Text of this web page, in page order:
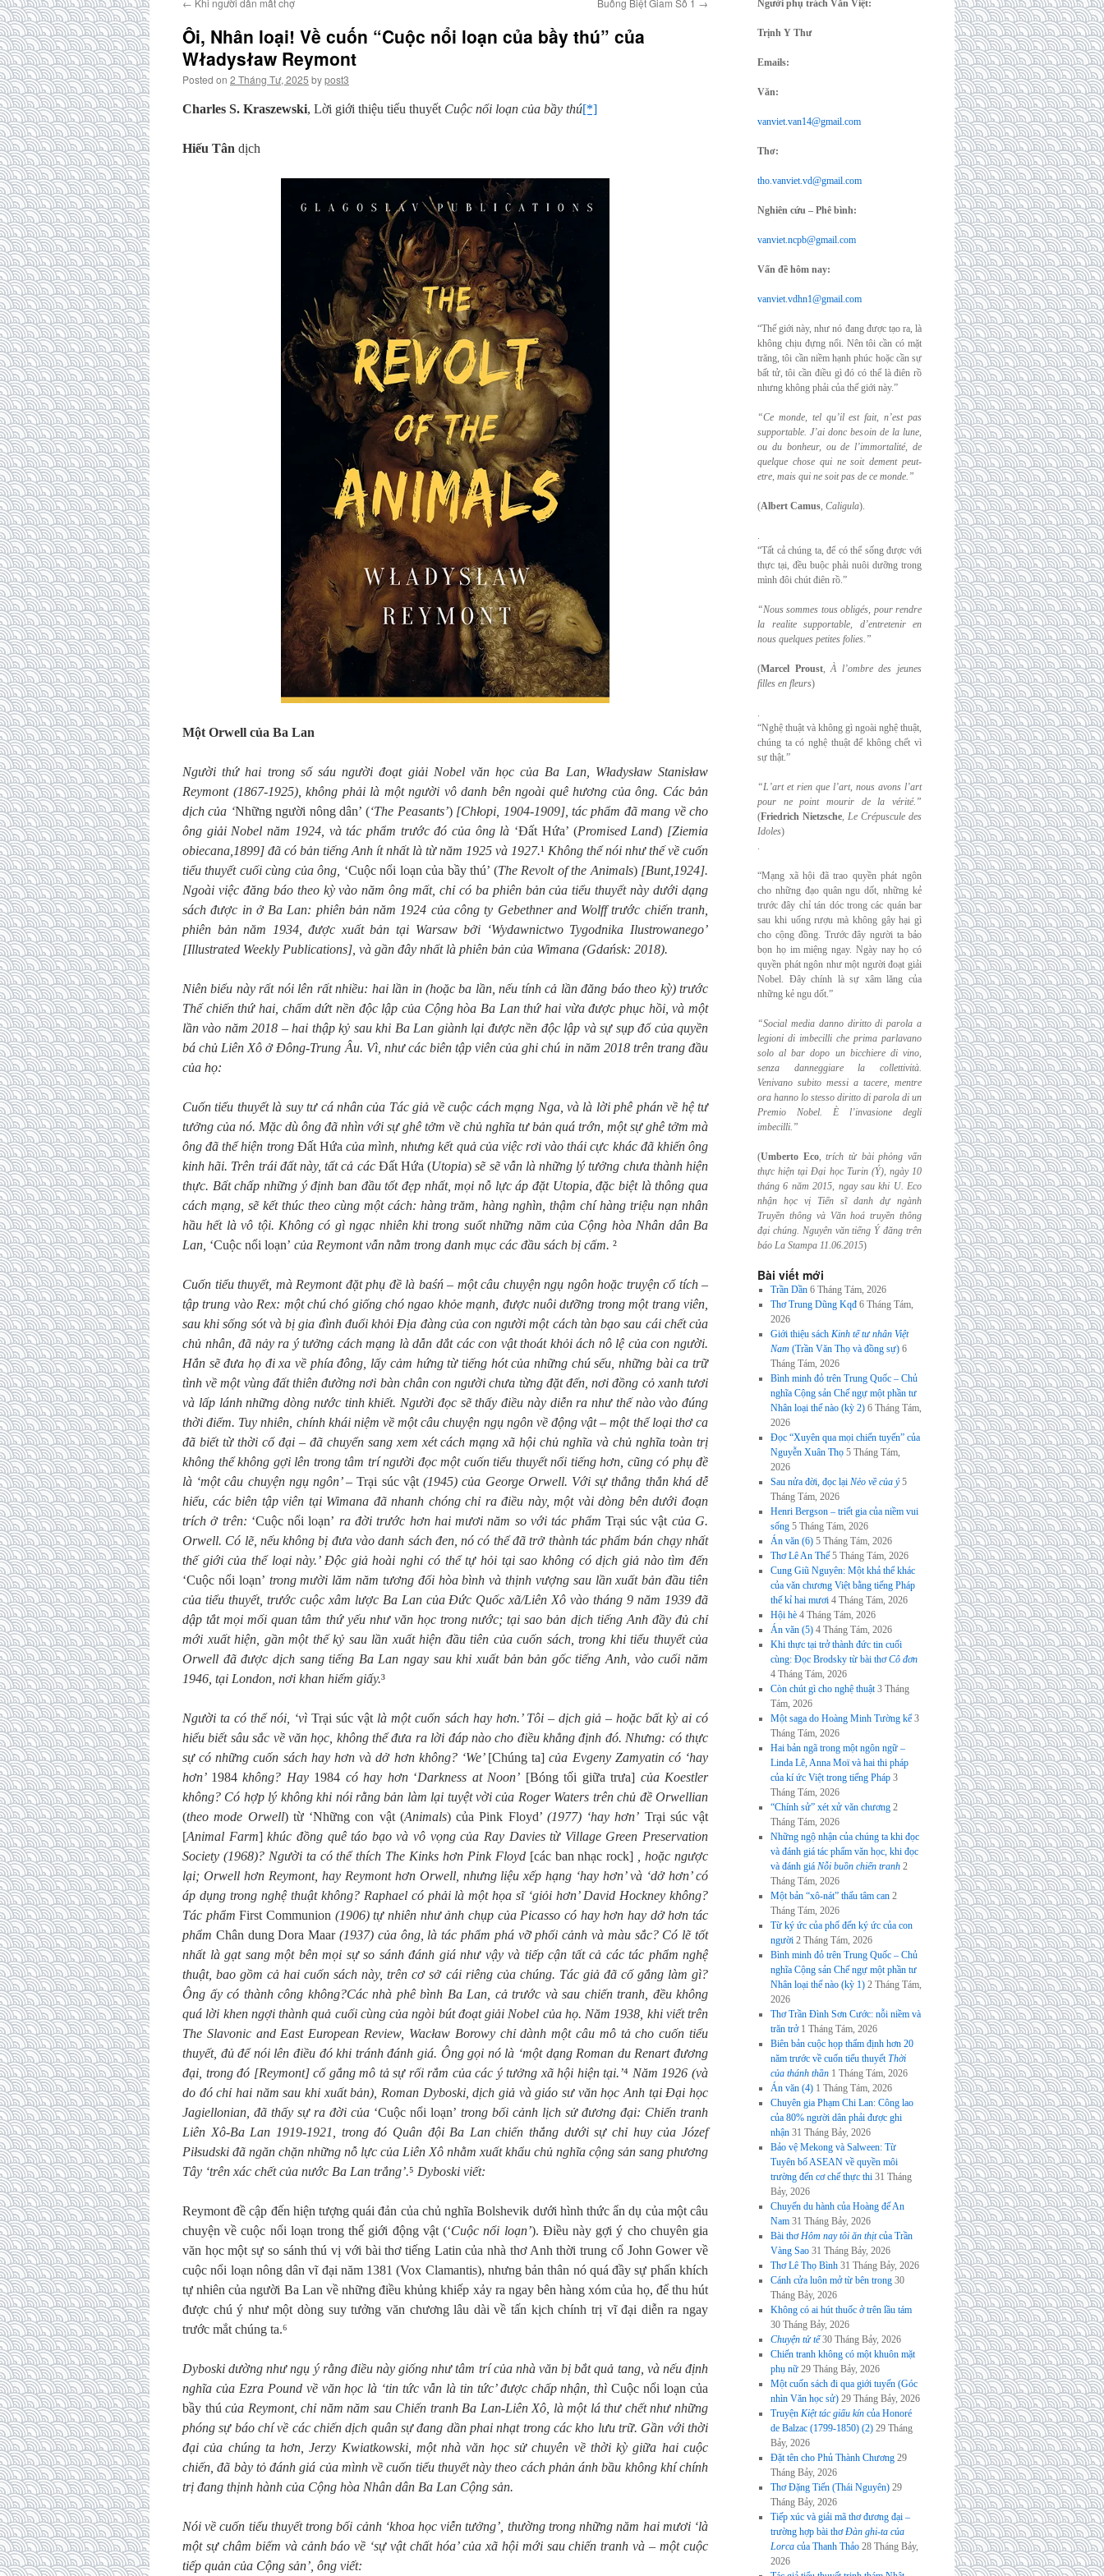
← Khi người dân mất chợ Buồng Biệt Giam Số 1 →
Ôi, Nhân loại! Về cuốn “Cuộc nổi loạn của bầy thú” của
Władysław Reymont
Posted on 2 Tháng Tư, 2025 bypost3
Charles S. Kraszewski, Lời giới thiệu tiểu thuyết Cuộc nổi loạn của bầy thú[*]
Hiếu Tân dịch
Một Orwell của Ba Lan
Người thứ hai trong số sáu người đoạt giải Nobel văn học của Ba Lan, Władysław Stanisław
Reymont (1867-1925), không phải là một người vô danh bên ngoài quê hương của ông. Các bản
dịch của ‘Những người nông dân’ (‘The Peasants’)[Chłopi, 1904-1909], tác phẩm đã mang về cho
ông giải Nobel năm 1924, và tác phẩm trước đó của ông là ‘Đất Hứa’ (Promised Land) [Ziemia
obiecana,1899] đã có bản tiếng Anh ít nhất là từ năm 1925 và 1927.¹ Không thể nói như thế về cuốn
tiểu thuyết cuối cùng của ông, ‘Cuộc nổi loạn của bầy thú’ (The Revolt of the Animals)[Bunt,1924].
Ngoài việc đăng báo theo kỳ vào năm ông mất, chỉ có ba phiên bản của tiểu thuyết này dưới dạng
sách được in ở Ba Lan: phiên bản năm 1924 của công ty Gebethner and Wolff trước chiến tranh,
phiên bản năm 1934, được xuất bản tại Warsaw bởi ‘Wydawnictwo Tygodnika Ilustrowanego’
[Illustrated Weekly Publications], và gần đây nhất là phiên bản của Wimana (Gdańsk: 2018).
Niên biểu này rất nói lên rất nhiều: hai lần in (hoặc ba lần, nếu tính cả lần đăng báo theo kỳ) trước
Thế chiến thứ hai, chấm dứt nền độc lập của Cộng hòa Ba Lan thứ hai vừa được phục hồi, và một
lần vào năm 2018 – hai thập kỷ sau khi Ba Lan giành lại được nền độc lập và sự sụp đổ của quyền
bá chủ Liên Xô ở Đông-Trung Âu. Vì, như các biên tập viên của ghi chú in năm 2018 trên trang đầu
của họ:
Cuốn tiểu thuyết là suy tư cá nhân của Tác giả về cuộc cách mạng Nga, và là lời phê phán về hệ tư
tưởng của nó. Mặc dù ông đã nhìn với sự ghê tởm về chủ nghĩa tư bản quá trớn, một sự ghê tởm mà
ông đã thể hiện trong Đất Hứa của mình, nhưng kết quả của việc rơi vào thái cực khác đã khiến ông
kinh hãi. Trên trái đất này, tất cả các Đất Hứa (Utopia) sẽ sẽ vẫn là những lý tưởng chưa thành hiện
thực. Bất chấp những ý định ban đầu tốt đẹp nhất, mọi nỗ lực áp đặt Utopia, đặc biệt là thông qua
cách mạng, sẽ kết thúc theo cùng một cách: hàng trăm, hàng nghìn, thậm chí hàng triệu nạn nhân
hầu hết là vô tội. Không có gì ngạc nhiên khi trong suốt những năm của Cộng hòa Nhân dân Ba
Lan, ‘Cuộc nổi loạn’ của Reymont vẫn nằm trong danh mục các đầu sách bị cấm. ²
Cuốn tiểu thuyết, mà Reymont đặt phụ đề là baśń – một câu chuyện ngụ ngôn hoặc truyện cổ tích –
tập trung vào Rex: một chú chó giống chó ngao khỏe mạnh, được nuôi dưỡng trong một trang viên,
sau khi sống sót và bị gia đình đuổi khỏi Địa đàng của con người một cách tàn bạo sau cái chết của
chủ nhân, đã nảy ra ý tưởng cách mạng là dẫn dắt các con vật thoát khỏi ách nô lệ của con người.
Hắn sẽ đưa họ đi xa về phía đông, lấy cảm hứng từ tiếng hót của những chú sếu, những bài ca trữ
tình về một vùng đất thiên đường nơi bàn chân con người chưa từng đặt đến, nơi đồng cỏ xanh tươi
và lấp lánh những dòng nước tinh khiết. Người đọc sẽ thấy điều này diễn ra như thế nào vào đúng
thời điểm. Tuy nhiên, chính khái niệm về một câu chuyện ngụ ngôn về động vật – một thể loại thơ ca
đã biết từ thời cổ đại – đã chuyển sang xem xét cách mạng xã hội chủ nghĩa và chủ nghĩa toàn trị
không thể không gợi lên trong tâm trí người đọc một cuốn tiểu thuyết nổi tiếng hơn, cũng có phụ đề
là ‘một câu chuyện ngụ ngôn’ –Trại súc vật(1945) của George Orwell. Với sự thẳng thắn khá dễ
hiểu, các biên tập viên tại Wimana đã nhanh chóng chỉ ra điều này, một vài dòng bên dưới đoạn
trích ở trên: ‘Cuộc nổi loạn’ ra đời trước hơn hai mươi năm so với tác phẩm Trại súc vật của G.
Orwell. Có lẽ, nếu không bị đưa vào danh sách đen, nó có thể đã trở thành tác phẩm bán chạy nhất
thế giới của thể loại này.’ Độc giả hoài nghi có thể tự hỏi tại sao không có dịch giả nào tìm đến
‘Cuộc nổi loạn’ trong mười lăm năm tương đối hòa bình và thịnh vượng sau lần xuất bản đầu tiên
của tiểu thuyết, trước cuộc xâm lược Ba Lan của Đức Quốc xã/Liên Xô vào tháng 9 năm 1939 đã
dập tắt mọi mối quan tâm thứ yếu như văn học trong nước; tại sao bản dịch tiếng Anh đầy đủ chỉ
mới xuất hiện, gần một thế kỷ sau lần xuất hiện đầu tiên của cuốn sách, trong khi tiểu thuyết của
Orwell đã được dịch sang tiếng Ba Lan ngay sau khi xuất bản bản gốc tiếng Anh, vào cuối năm
1946, tại London, nơi khan hiếm giấy.³
Người ta có thể nói, ‘vìTrại súc vật là một cuốn sách hay hơn.’ Tôi – dịch giả – hoặc bất kỳ ai có
hiểu biết sâu sắc về văn học, không thể đưa ra lời đáp nào cho điều khẳng định đó. Nhưng: có thực
sự có những cuốn sách hay hơn và dở hơn không? ‘We’ [Chúng ta]của Evgeny Zamyatin có ‘hay
hơn’ 1984không? Hay 1984 có hay hơn ‘Darkness at Noon’ [Bóng tối giữa trưa] của Koestler
không? Có hợp lý không khi nói rằng bản làm lại tuyệt vời của Roger Waters trên chủ đề Orwellian
(theo mode Orwell) từ ‘Những con vật (Animals) của Pink Floyd’ (1977) ‘hay hơn’ Trại súc vật
[Animal Farm]khúc đồng quê táo bạo và vô vọng của Ray Davies từ Village Green Preservation
Society (1968)? Người ta có thể thích The Kinks hơn Pink Floyd [các ban nhạc rock]
, hoặc ngược
lại; Orwell hơn Reymont, hay Reymont hơn Orwell, nhưng liệu xếp hạng ‘hay hơn’ và ‘dở hơn’ có
áp dụng trong nghệ thuật không? Raphael có phải là một họa sĩ ‘giỏi hơn’ David Hockney không?
Tác phẩmFirst Communion (1906) tự nhiên như ảnh chụp của Picasso có hay hơn hay dở hơn tác
phẩm Chân dung Dora Maar(1937) của ông, là tác phẩm phá vỡ phối cảnh và màu sắc? Có lẽ tốt
nhất là gạt sang một bên mọi sự so sánh đánh giá như vậy và tiếp cận tất cả các tác phẩm nghệ
thuật, bao gồm cả hai cuốn sách này, trên cơ sở cái riêng của chúng. Tác giả đã cố gắng làm gì?
Ông ấy có thành công không?Các nhà phê bình Ba Lan, cả trước và sau chiến tranh, đều không
quá lời khen ngợi thành quả cuối cùng của ngòi bút đoạt giải Nobel của họ. Năm 1938, khi viết trên
The Slavonic and East European Review, Wacław Borowy chỉ dành một câu mô tả cho cuốn tiểu
thuyết, đủ để nói lên điều đó khi tránh đánh giá. Ông gọi nó là ‘một dạng Roman du Renart đương
đại, trong đó [Reymont] cố gắng mô tả sự rối rắm của các ý tưởng xã hội hiện tại.’⁴ Năm 1926 (và
do đó chỉ hai năm sau khi xuất bản), Roman Dyboski, dịch giả và giáo sư văn học Anh tại Đại học
Jagiellonian, đã thấy sự ra đời của ‘Cuộc nổi loạn’ trong bối cảnh lịch sử đương đại: Chiến tranh
Liên Xô-Ba Lan 1919-1921, trong đó Quân đội Ba Lan chiến thắng dưới sự chỉ huy của Józef
Piłsudski đã ngăn chặn những nỗ lực của Liên Xô nhằm xuất khẩu chủ nghĩa cộng sản sang phương
Tây ‘trên xác chết của nước Ba Lan trắng’.⁵ Dyboski viết:
Reymont đề cập đến hiện tượng quái đản của chủ nghĩa Bolshevik dưới hình thức ẩn dụ của một câu
chuyện về cuộc nổi loạn trong thế giới động vật (‘Cuộc nổi loạn’). Điều này gợi ý cho chuyên gia
văn học một sự so sánh thú vị với bài thơ tiếng Latin của nhà thơ Anh thời trung cổ John Gower về
cuộc nổi loạn nông dân vĩ đại năm 1381 (Vox Clamantis), nhưng bản thân nó quá đầy sự phấn khích
tự nhiên của người Ba Lan về những điều khủng khiếp xảy ra ngay bên hàng xóm của họ, để thu hút
được chú ý như một dòng suy tưởng văn chương lâu dài về tấn kịch chính trị vĩ đại diễn ra ngay
trước mắt chúng ta.⁶
Dyboski dường như ngụ ý rằng điều này giống như tâm trí của nhà văn bị bắt quả tang, và nếu định
nghĩa của Ezra Pound về văn học là ‘tin tức vẫn là tin tức’ được chấp nhận, thìCuộc nổi loạn của
bầy thúcủa Reymont, chỉ năm năm sau Chiến tranh Ba Lan-Liên Xô, là một lá thư chết như những
phóng sự báo chí về các chiến dịch quân sự đang dần phai nhạt trong các kho lưu trữ. Gần với thời
đại của chúng ta hơn, Jerzy Kwiatkowski, một nhà văn học sử chuyên về thời kỳ giữa hai cuộc
chiến, đã bày tỏ đánh giá của mình về cuốn tiểu thuyết này theo cách phản ánh bầu không khí chính
trị đang thịnh hành của Cộng hòa Nhân dân Ba Lan Cộng sản.
Nói về cuốn tiểu thuyết trong bối cảnh ‘khoa học viễn tưởng’, thường trong những năm hai mươi ‘là
một sự châm biếm và cảnh báo về ‘sự vật chất hóa’ của xã hội mới sau chiến tranh và – một cuộc
tiếp quản của Cộng sản’, ông viết:
Người phụ trách Văn Việt:
Trịnh Y Thư
Emails:
Văn:
vanviet.van14@gmail.com
Thơ:
tho.vanviet.vd@gmail.com
Nghiên cứu – Phê bình:
vanviet.ncpb@gmail.com
Vấn đề hôm nay:
vanviet.vdhn1@gmail.com
“Thế giới này, như nó đang được tạo ra, là
không chịu đựng nổi. Nên tôi cần có mặt
trăng, tôi cần niềm hạnh phúc hoặc cần sự
bất tử, tôi cần điều gì đó có thể là điên rồ
nhưng không phải của thế giới này.”
“Ce monde, tel qu’il est fait, n’est pas
supportable. J’ai donc besoin de la lune,
ou du bonheur, ou de l’immortalité, de
quelque chose qui ne soit dement peut-
etre, mais qui ne soit pas de ce monde.”
(Albert Camus, Caligula).
.
“Tất cả chúng ta, để có thể sống được với
thực tại, đều buộc phải nuôi dưỡng trong
mình đôi chút điên rồ.”
“Nous sommes tous obligés, pour rendre
la realite supportable, d’entretenir en
nous quelques petites folies.”
(Marcel Proust,À l’ombre des jeunes
filles en fleurs)
.
“Nghệ thuật và không gì ngoài nghệ thuật,
chúng ta có nghệ thuật để không chết vì
sự thật.”
“L’art et rien que l’art, nous avons l’art
pour ne point mourir de la vérité.”
(Friedrich Nietzsche, Le Crépuscule des
Idoles)
.
“Mạng xã hội đã trao quyền phát ngôn
cho những đạo quân ngu dốt, những kẻ
trước đây chỉ tán dóc trong các quán bar
sau khi uống rượu mà không gây hại gì
cho cộng đồng. Trước đây người ta bảo
bọn họ im miệng ngay. Ngày nay họ có
quyền phát ngôn như một người đoạt giải
Nobel. Đây chính là sự xâm lăng của
những kẻ ngu dốt.”
“Social media danno diritto di parola a
legioni di imbecilli che prima parlavano
solo albar dopo un bicchiere di vino,
senza danneggiare la collettività.
Venivano subito messi a tacere, mentre
ora hanno lo stesso diritto di parola di un
Premio Nobel. È l’invasione degli
imbecilli.”
(Umberto Eco,trích từ bài phỏng vấn
thực hiện tại Đại học Turin (Ý), ngày 10
tháng 6 năm 2015, ngay sau khi U. Eco
nhận học vị Tiến sĩ danh dự ngành
Truyền thông và Văn hoá truyền thông
đại chúng. Nguyên văn tiếng Ý đăng trên
báo La Stampa 11.06.2015)
Bài viết mới
Trần Dần 6 Tháng Tám, 2026
Thơ Trung Dũng Kqđ 6 Tháng Tám,
2026
Giới thiệu sách Kinh tế tư nhân Việt
Nam (Trần Văn Thọ và đồng sự) 6
Tháng Tám, 2026
Bình minh đỏ trên Trung Quốc – Chủ
nghĩa Cộng sản Chế ngự một phần tư
Nhân loại thế nào (kỳ 2) 6 Tháng Tám,
2026
Đọc “Xuyên qua mọi chiến tuyến” của
Nguyễn Xuân Thọ 5 Tháng Tám,
2026
Sau nửa đời, đọc lại Nẻo về của ý 5
Tháng Tám, 2026
Henri Bergson – triết gia của niềm vui
sống 5 Tháng Tám, 2026
Án văn (6) 5 Tháng Tám, 2026
Thơ Lê An Thế 5 Tháng Tám, 2026
Cung Giũ Nguyên: Một khả thể khác
của văn chương Việt bằng tiếng Pháp
thế kỉ hai mươi 4 Tháng Tám, 2026
Hội hè 4 Tháng Tám, 2026
Án văn (5) 4 Tháng Tám, 2026
Khi thực tại trở thành đức tin cuối
cùng: Đọc Brodsky từ bài thơCô đơn
4 Tháng Tám, 2026
Còn chút gì cho nghệ thuật 3 Tháng
Tám, 2026
Một saga do Hoàng Minh Tường kể 3
Tháng Tám, 2026
Hai bản ngã trong một ngôn ngữ –
Linda Lê, Anna Moï và hai thi pháp
của kí ức Việt trong tiếng Pháp 3
Tháng Tám, 2026
“Chính sử” xét xử văn chương 2
Tháng Tám, 2026
Những ngộ nhận của chúng ta khi đọc
và đánh giá tác phẩm văn học, khi đọc
và đánh giá Nỗi buồn chiến tranh 2
Tháng Tám, 2026
Một bản “xô-nát” thấu tâm can 2
Tháng Tám, 2026
Từ ký ức của phố đến ký ức của con
người 2 Tháng Tám, 2026
Bình minh đỏ trên Trung Quốc – Chủ
nghĩa Cộng sản Chế ngự một phần tư
Nhân loại thế nào (kỳ 1) 2 Tháng Tám,
2026
Thơ Trần Đình Sơn Cước: nỗi niềm và
trăn trở 1 Tháng Tám, 2026
Biên bản cuộc họp thẩm định hơn 20
năm trước về cuốn tiểu thuyếtThời
của thánh thần 1 Tháng Tám, 2026
Án văn (4) 1 Tháng Tám, 2026
Chuyên gia Phạm Chi Lan: Công lao
của 80% người dân phải được ghi
nhận 31 Tháng Bảy, 2026
Bảo vệ Mekong và Salween: Từ
Tuyên bố ASEAN về quyền môi
trường đến cơ chế thực thi 31 Tháng
Bảy, 2026
Chuyến du hành của Hoàng đế An
Nam 31 Tháng Bảy, 2026
Bài thơHôm nay tôi ăn thịtcủa Trần
Vàng Sao 31 Tháng Bảy, 2026
Thơ Lê Thọ Bình 31 Tháng Bảy, 2026
Cánh cửa luôn mở từ bên trong 30
Tháng Bảy, 2026
Không có ai hút thuốc ở trên lầu tám
30 Tháng Bảy, 2026
Chuyện tử tế 30 Tháng Bảy, 2026
Chiến tranh không có một khuôn mặt
phụ nữ 29 Tháng Bảy, 2026
Một cuốn sách đi qua giới tuyến (Góc
nhìn Văn học sử) 29 Tháng Bảy, 2026
Truyện Kiệt tác giấu kíncủa Honoré
de Balzac (1799-1850) (2) 29 Tháng
Bảy, 2026
Đặt tên cho Phủ Thành Chương 29
Tháng Bảy, 2026
Thơ Đặng Tiến (Thái Nguyên) 29
Tháng Bảy, 2026
Tiếp xúc và giải mã thơ đương đại –
trường hợp bài thơĐàn ghi-ta của
Lorcacủa Thanh Thảo 28 Tháng Bảy,
2026